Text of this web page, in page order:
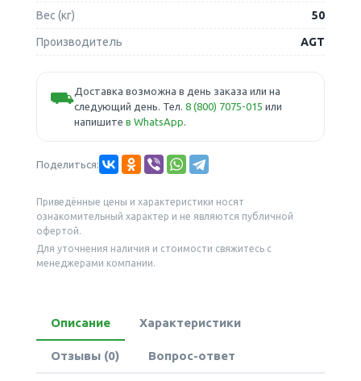
Вес (кг) 50
Производитель AGT
⛟Доставка возможна в день заказа или на
следующий день. Тел. 8 (800) 7075-015 или
напишите в WhatsApp.
Поделиться:
Приведённые цены и характеристики носят
ознакомительный характер и не являются публичной
офертой.
Для уточнения наличия и стоимости свяжитесь с
менеджерами компании.
Описание Характеристики
Отзывы (0) Вопрос-ответ